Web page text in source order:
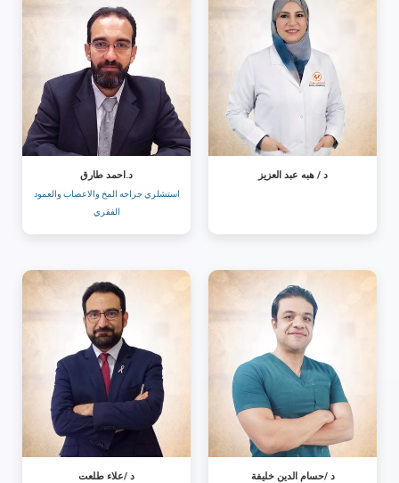
د / هبه عبد العزيز د.احمد طارق
استشلري جراحه المخ والاعصاب والعمود
الفقري
د /حسام الدين خليفة د /علاء طلعت